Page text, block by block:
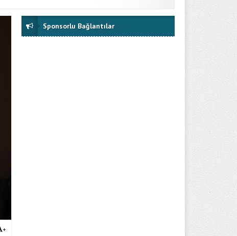
+
Sponsorlu Bağlantılar